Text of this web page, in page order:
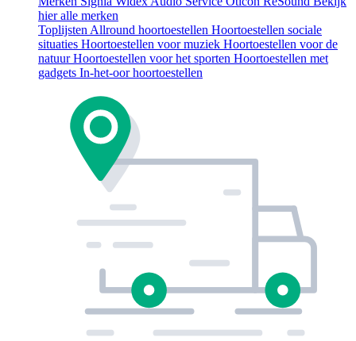
hier alle merken
ToplijstenAllround hoortoestellen Hoortoestellen sociale
situaties Hoortoestellen voor muziek Hoortoestellen voor de
natuurHoortoestellen voor het sporten Hoortoestellen met
gadgets In-het-oor hoortoestellen